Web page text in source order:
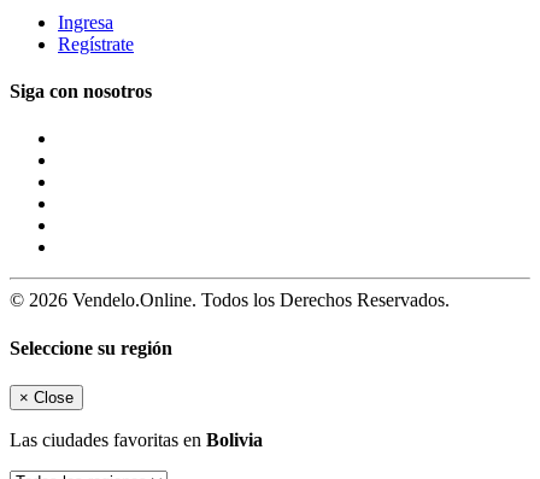
Ingresa
Regístrate
Siga con nosotros
© 2026 Vendelo.Online. Todos los Derechos Reservados.
Seleccione su región
× Close
Las ciudades favoritas en Bolivia